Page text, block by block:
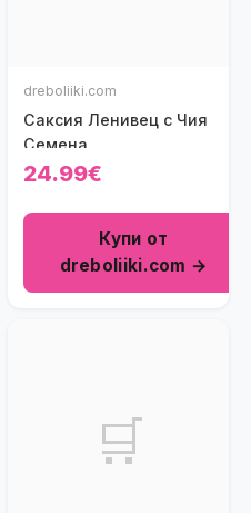
dreboliiki.com
Саксия Ленивец с Чия
Семена
24.99€
Купи от
dreboliiki.com →
🛒